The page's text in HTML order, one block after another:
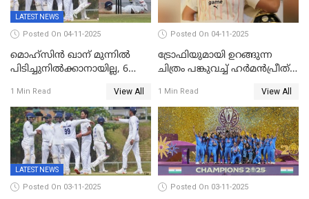
LATEST NEWS
Posted On 04-11-2025
മൊഹ്സിൻ ഖാന് മുന്നിൽ
പിടിച്ചുനിൽക്കാനായില്ല, 6
കേരളത്തിന് ഇന്നിംഗ്സ്
തോല്‍വി
1 Min Read View All
Posted On 04-11-2025
ട്രോഫിയുമായി ഉറങ്ങുന്ന
ചിത്രം പങ്കുവച്ച് ഹര്‍മന്‍പ്രീത്
1 Min Read View All
LATEST NEWS
Posted On 03-11-2025 Posted On 03-11-2025